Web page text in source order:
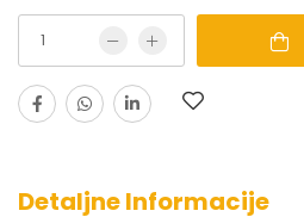
Detaljne Informacije